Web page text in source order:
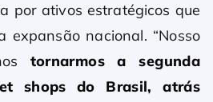
por ativos estratégicos que
expansão nacional. “Nosso
tornarmos a segunda
shops do Brasil, atrás